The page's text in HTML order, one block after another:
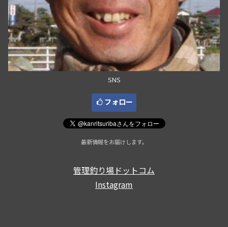
SNS
フォロー
最新情報をお届けします。
管理釣り場ドットコム
Instagram